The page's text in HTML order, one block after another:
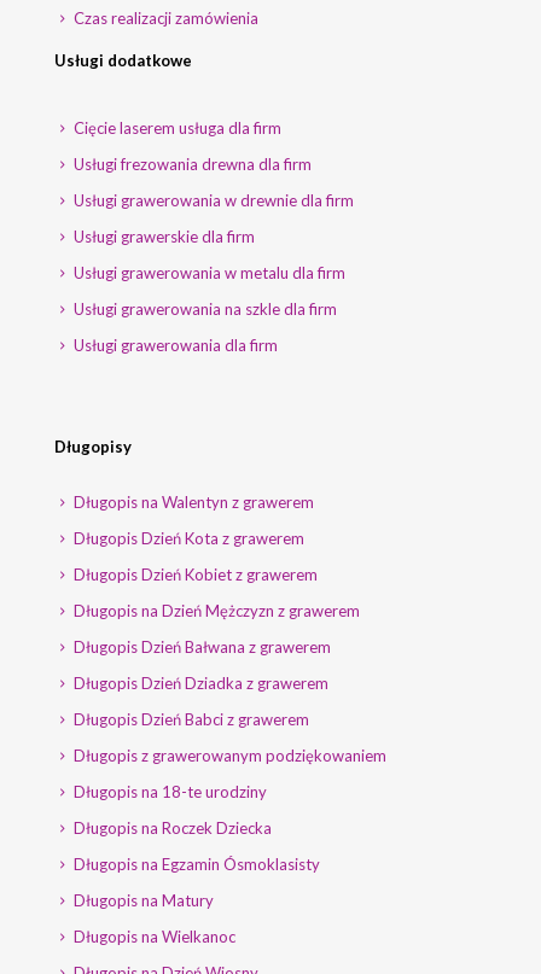
Czas realizacji zamówienia
Usługi dodatkowe
Cięcie laserem usługa dla firm
Usługi frezowania drewna dla firm
Usługi grawerowania w drewnie dla firm
Usługi grawerskie dla firm
Usługi grawerowania w metalu dla firm
Usługi grawerowania na szkle dla firm
Usługi grawerowania dla firm
Długopisy
Długopis na Walentyn z grawerem
Długopis Dzień Kota z grawerem
Długopis Dzień Kobiet z grawerem
Długopis na Dzień Mężczyzn z grawerem
Długopis Dzień Bałwana z grawerem
Długopis Dzień Dziadka z grawerem
Długopis Dzień Babci z grawerem
Długopis z grawerowanym podziękowaniem
Długopis na 18-te urodziny
Długopis na Roczek Dziecka
Długopis na Egzamin Ósmoklasisty
Długopis na Matury
Długopis na Wielkanoc